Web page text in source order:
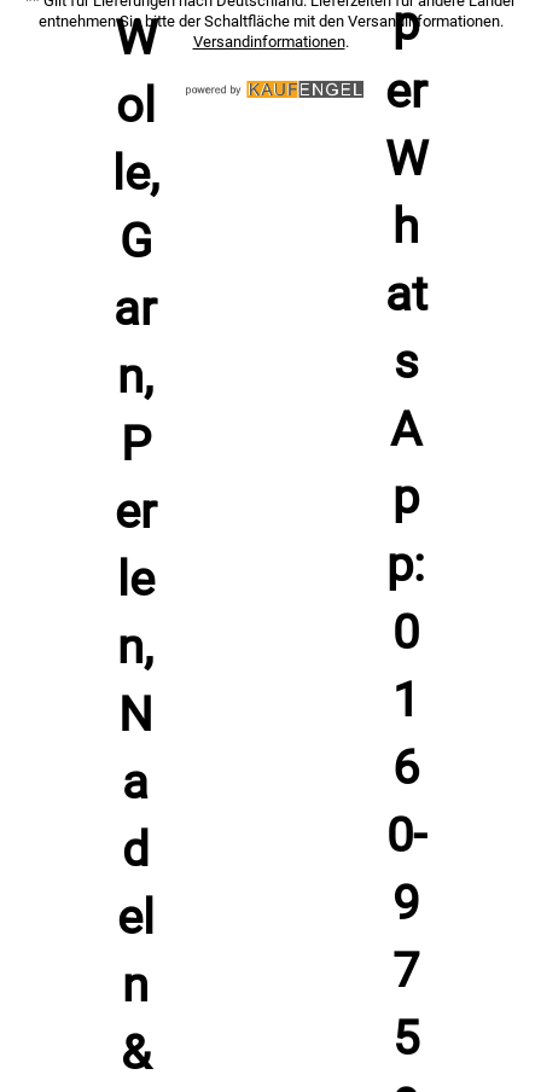
entnehmen Sie bitte der Schaltfläche mit den Versandinformationen.
Versandinformationen.